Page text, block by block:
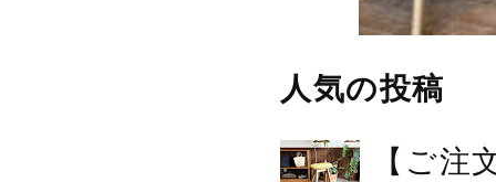
人気の投稿
【ご